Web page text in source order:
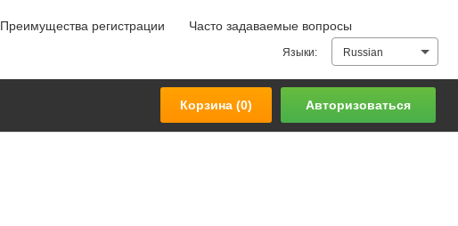
Преимущества регистрации Часто задаваемые вопросы
Языки: Russian
Корзина (0) Авторизоваться
Корзина (0) Авторизоваться